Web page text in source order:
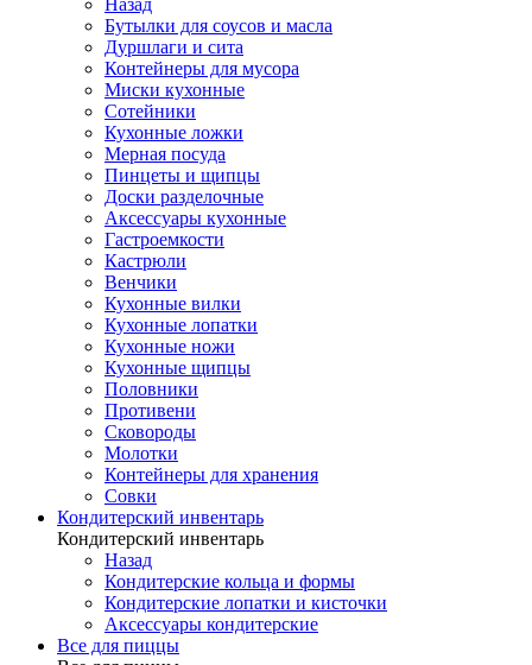
Бутылки для соусов и масла
Дуршлаги и сита
Контейнеры для мусора
Миски кухонные
Сотейники
Кухонные ложки
Мерная посуда
Пинцеты и щипцы
Доски разделочные
Аксессуары кухонные
Гастроемкости
Кастрюли
Венчики
Кухонные вилки
Кухонные лопатки
Кухонные ножи
Кухонные щипцы
Половники
Противени
Сковороды
Молотки
Контейнеры для хранения
Совки
Кондитерский инвентарь
Кондитерский инвентарь
Назад
Кондитерские кольца и формы
Кондитерские лопатки и кисточки
Аксессуары кондитерские
Все для пиццы